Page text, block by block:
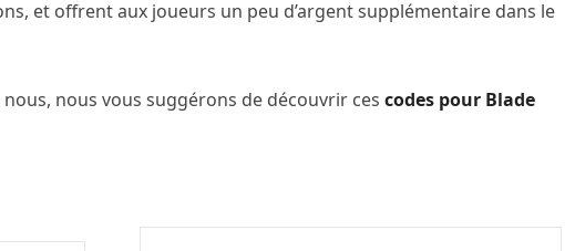
et offrent aux joueurs un peu d’argent supplémentaire dans le
nous vous suggérons de découvrir ces codes pour Blade